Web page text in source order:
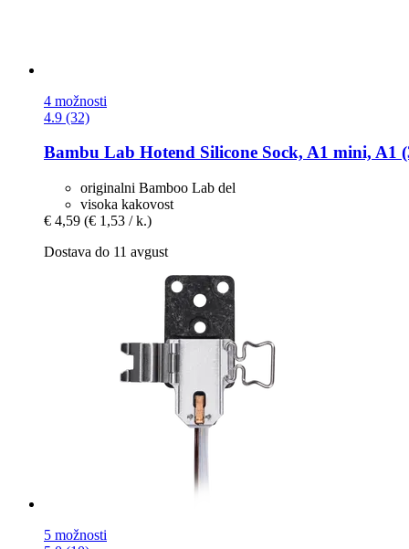
4 možnosti
4.9 (32)
Bambu Lab Hotend Silicone Sock, A1 mini, A1
originalni Bamboo Lab del
visoka kakovost
€ 4,59 (€ 1,53 / k.)
Dostava do 11 avgust
5 možnosti